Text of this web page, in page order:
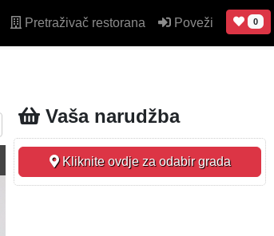
Pretraživač restorana Poveži 0
Vaša narudžba
Kliknite ovdje za odabir grada